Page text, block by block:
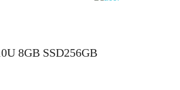
8GB SSD256GB